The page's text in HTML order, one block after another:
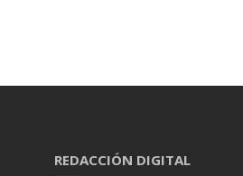
REDACCIÓN DIGITAL